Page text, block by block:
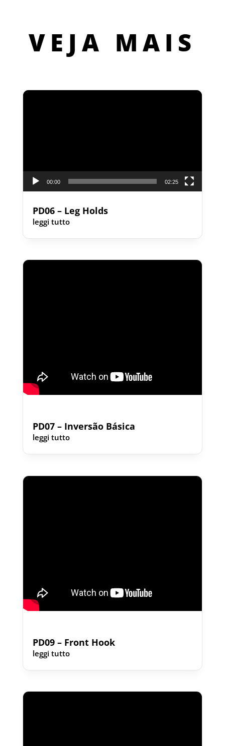
VEJA MAIS
Video
00:00 02:25
PD06 – Leg Holds
leggi tutto
PD07 – Inversão Básica
leggi tutto
PD09 – Front Hook
leggi tutto